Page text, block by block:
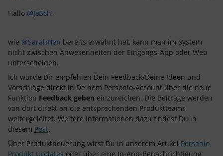
Hallo @JaSch,
wie @SarahHen bereits erwähnt hat, kann man im System
nicht zwischen Anwesenheiten der Eingangs-App oder Web
unterscheiden.
Ich würde Dir empfehlen Dein Feedback/Deine Ideen und
Vorschläge direkt in Deinem Personio-Account über die neue
Funktion Feedback geben einzureichen. Die Beiträge werden
von dort direkt an die entsprechenden Produktteams
weitergeleitet. Weitere Informationen dazu findest Du in
diesem Post.
Über Produktneuerung wirst Du in unserem Artikel Personio
Produkt Updates oder über eine In-App-Benachrichtigung